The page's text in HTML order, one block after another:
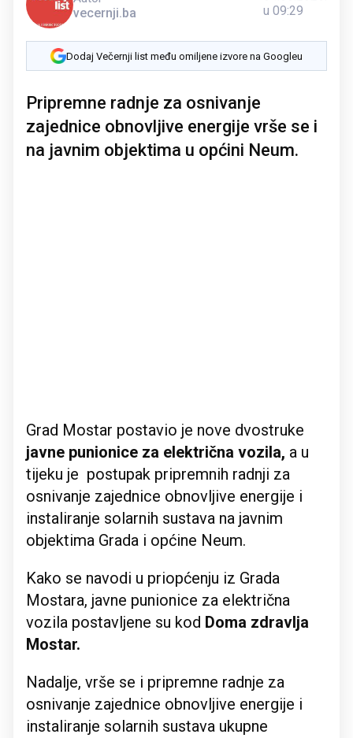
vecernji.ba
u 09:29
Dodaj Večernji list među omiljene izvore na Googleu
Pripremne radnje za osnivanje
zajednice obnovljive energije vrše se i
na javnim objektima u općini Neum.
Grad Mostar postavio je nove dvostruke
javne punionice za električna vozila, a u
tijeku je postupak pripremnih radnji za
osnivanje zajednice obnovljive energije i
instaliranje solarnih sustava na javnim
objektima Grada i općine Neum.
Kako se navodi u priopćenju iz Grada
Mostara, javne punionice za električna
vozila postavljene su kod Doma zdravlja
Mostar.
Nadalje, vrše se i pripremne radnje za
osnivanje zajednice obnovljive energije i
instaliranje solarnih sustava ukupne